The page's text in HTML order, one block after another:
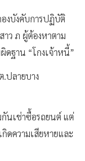
องบังคับการปฏิบัติ
ว ภ ผู้ต้องหาตาม
ดฐาน “โกงเจ้าหนี้”
ปลายบาง
กันเช่าซื้อรถยนต์ แต่
ความเสียหายและ